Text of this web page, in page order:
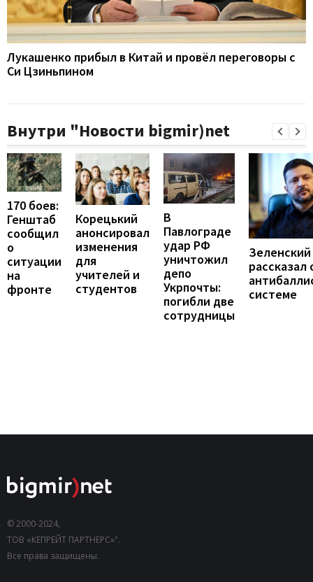
Лукашенко прибыл в Китай и провёл переговоры с
Си Цзиньпином
Внутри "Новости bigmir)net
170 боев:
Генштаб
сообщил
о
ситуации
на
фронте
Корецький
анонсировал
изменения
для
учителей и
студентов
В
Павлограде
удар РФ
уничтожил
депо
Укрпочты:
погибли две
сотрудницы
Зеленский
рассказал
системе
© 2000-2024,
ТОВ «КЕПРЕЙТ ПАРТНЕРС»".
Все права защищены.